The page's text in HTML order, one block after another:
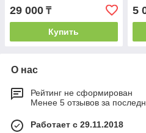
29 000 ₸
Купить
5
О нас
Рейтинг не сформирован
Менее 5 отзывов за
Работает с 29.11.2018